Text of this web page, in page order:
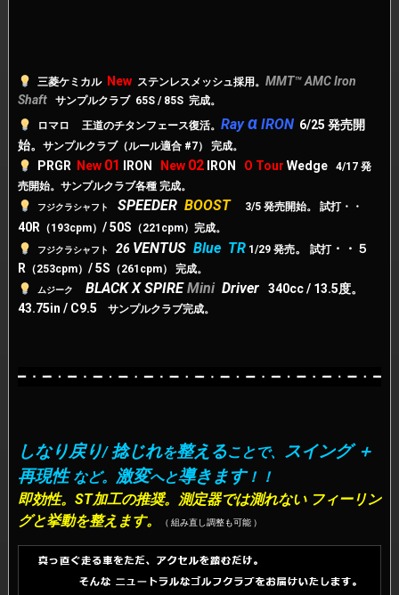
三菱ケミカル New ステンレスメッシュ採用。 MMT™ AMC Iron
Shaft
サンプルクラブ 65S / 85S 完成。
ロマロ
王道のチタンフェース復活。 RayαIRON6/25 発売開
始。 サンプルクラブ（ルール適合 #7） 完成。
PRGR New 01 IRON New 02IRON O Tour Wedge 4/17 発
売開始。サンプルクラブ各種 完成。
フジクラシャフト SPEEDER BOOST 3/5 発売開始。 試打・・
40R （193cpm） / 50S （221cpm）完成。
フジクラシャフト 26 VENTUS Blue TR1/29 発売。 試打・・５
R （253cpm） / 5S （261cpm） 完成。
ムジーク BLACK X SPIREMiniDriver 340cc / 13.5度。
43.75in / C9.5 サンプルクラブ完成。
しなり戻り/ 捻じれを整えることで、 スイング ＋
再現性など。 激変へと導きます！！
即効性。ST加工の推奨。測定器では測れない フィーリン
グと挙動を整えます。
（ 組み直し調整も可能 ）